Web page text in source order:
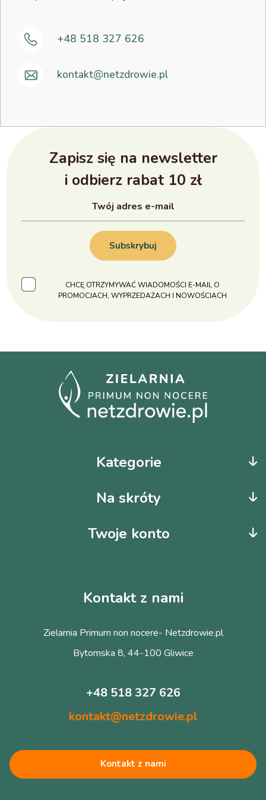
+48 518 327 626
kontakt@netzdrowie.pl
Zapisz się na newsletter
i odbierz rabat 10 zł
Subskrybuj
CHCĘ OTRZYMYWAĆ WIADOMOŚCI E-MAIL O
PROMOCJACH, WYPRZEDAŻACH I NOWOŚCIACH
Kategorie
Na skróty
Twoje konto
Kontakt z nami
Zielarnia Primum non nocere- Netzdrowie.pl
Bytomska 8, 44-100 Gliwice
+48 518 327 626
kontakt@netzdrowie.pl
Kontakt z nami